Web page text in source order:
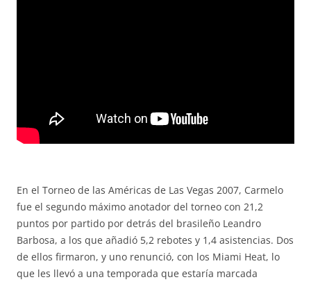
En el Torneo de las Américas de Las Vegas 2007, Carmelo
fue el segundo máximo anotador del torneo con 21,2
puntos por partido por detrás del brasileño Leandro
Barbosa, a los que añadió 5,2 rebotes y 1,4 asistencias. Dos
de ellos firmaron, y uno renunció, con los Miami Heat, lo
que les llevó a una temporada que estaría marcada